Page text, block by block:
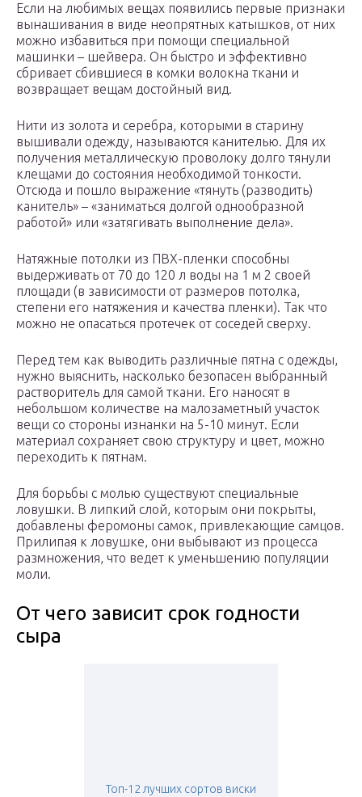
Если на любимых вещах появились первые признаки
вынашивания в виде неопрятных катышков, от них
можно избавиться при помощи специальной
машинки – шейвера. Он быстро и эффективно
сбривает сбившиеся в комки волокна ткани и
возвращает вещам достойный вид.
Нити из золота и серебра, которыми в старину
вышивали одежду, называются канителью. Для их
получения металлическую проволоку долго тянули
клещами до состояния необходимой тонкости.
Отсюда и пошло выражение «тянуть (разводить)
канитель» – «заниматься долгой однообразной
работой» или «затягивать выполнение дела».
Натяжные потолки из ПВХ-пленки способны
выдерживать от 70 до 120 л воды на 1 м 2 своей
площади (в зависимости от размеров потолка,
степени его натяжения и качества пленки). Так что
можно не опасаться протечек от соседей сверху.
Перед тем как выводить различные пятна с одежды,
нужно выяснить, насколько безопасен выбранный
растворитель для самой ткани. Его наносят в
небольшом количестве на малозаметный участок
вещи со стороны изнанки на 5-10 минут. Если
материал сохраняет свою структуру и цвет, можно
переходить к пятнам.
Для борьбы с молью существуют специальные
ловушки. В липкий слой, которым они покрыты,
добавлены феромоны самок, привлекающие самцов.
Прилипая к ловушке, они выбывают из процесса
размножения, что ведет к уменьшению популяции
моли.
От чего зависит срок годности
сыра
Топ-12 лучших сортов виски